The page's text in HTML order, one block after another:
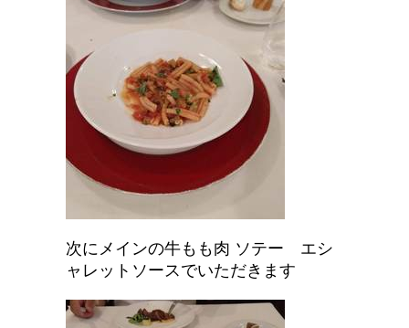
次にメインの牛もも肉 ソテー エシ
ャレットソースでいただきます